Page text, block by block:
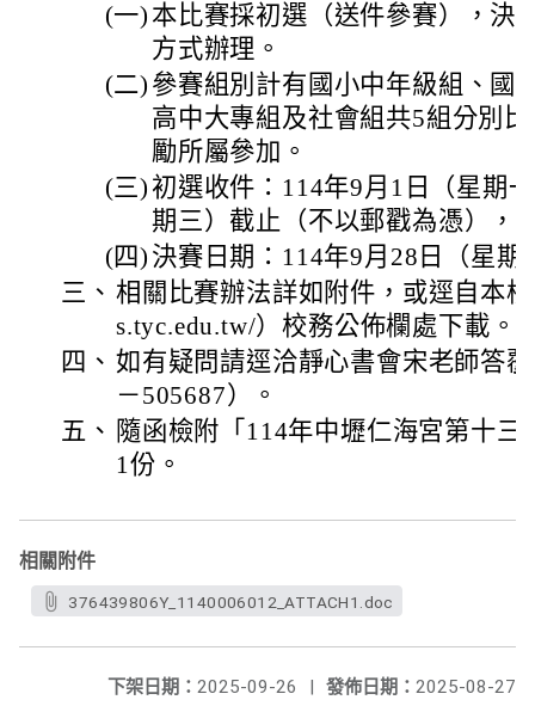
(一) 本比賽採初選（送件參賽），決
方式辦理。
(二) 參賽組別計有國小中年級組、國
高中大專組及社會組共5組分別
勵所屬參加。
(三) 初選收件：114年9月1日（星期
期三）截止（不以郵戳為憑），
(四) 決賽日期：114年9月28日（星期
三、 相關比賽辦法詳如附件，或逕自本
s.tyc.edu.tw/）校務公佈欄處下載。
四、 如有疑問請逕洽靜心書會宋老師答
－505687）。
五、 隨函檢附「114年中壢仁海宮第十
1份。
相關附件
376439806Y_1140006012_ATTACH1.doc
發佈日期： 2025-08-27
下架日期： 2025-09-26
|